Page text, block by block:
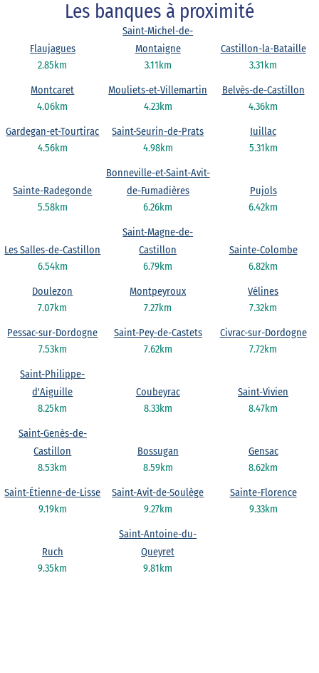
Les banques à proximité
2.85km
Flaujagues
3.11km
Saint-Michel-de-
Montaigne
3.31km
Castillon-la-Bataille
4.06km
Montcaret
4.23km
Mouliets-et-Villemartin
4.36km
Belvès-de-Castillon
4.56km
Gardegan-et-Tourtirac
4.98km
Saint-Seurin-de-Prats
5.31km
Juillac
5.58km
Sainte-Radegonde
6.26km
Bonneville-et-Saint-Avit-
de-Fumadières
6.42km
Pujols
6.54km
Les Salles-de-Castillon
6.79km
Saint-Magne-de-
Castillon
6.82km
Sainte-Colombe
7.07km
Doulezon
7.27km
Montpeyroux
7.32km
Vélines
7.53km
Pessac-sur-Dordogne
7.62km
Saint-Pey-de-Castets
7.72km
Civrac-sur-Dordogne
8.25km
Saint-Philippe-
d'Aiguille
8.33km
Coubeyrac
8.47km
Saint-Vivien
8.53km
Saint-Genès-de-
Castillon
8.59km
Bossugan
8.62km
Gensac
9.19km
Saint-Étienne-de-Lisse
9.27km
Saint-Avit-de-Soulège
9.33km
Sainte-Florence
9.35km
Ruch
9.81km
Saint-Antoine-du-
Queyret